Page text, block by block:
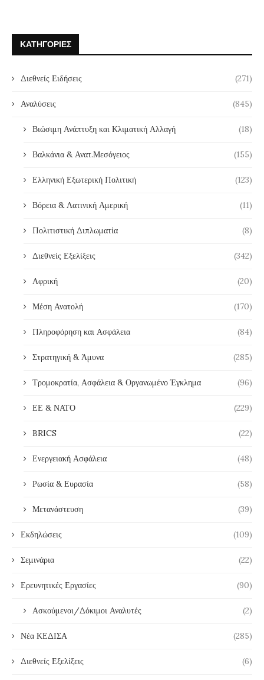
ΚΑΤΗΓΟΡΊΕΣ
Διεθνείς Ειδήσεις (271)
Αναλύσεις (845)
Βιώσιμη Ανάπτυξη και Κλιματική Αλλαγή (18)
Βαλκάνια & Ανατ.Μεσόγειος (155)
Ελληνική Εξωτερική Πολιτική (123)
Βόρεια & Λατινική Αμερική (11)
Πολιτιστική Διπλωματία (8)
Διεθνείς Εξελίξεις (342)
Αφρική (20)
Μέση Ανατολή (170)
Πληροφόρηση και Ασφάλεια (84)
Στρατηγική & Άμυνα (285)
Τρομοκρατία, Ασφάλεια & Οργανωμένο Έγκλημα (96)
ΕΕ & ΝΑΤΟ (229)
BRICS (22)
Ενεργειακή Ασφάλεια (48)
Ρωσία & Ευρασία (58)
Μετανάστευση (39)
Εκδηλώσεις (109)
Σεμινάρια (22)
Ερευνητικές Εργασίες (90)
Ασκούμενοι/Δόκιμοι Αναλυτές (2)
Νέα ΚΕΔΙΣΑ (285)
Διεθνείς Εξελίξεις (6)